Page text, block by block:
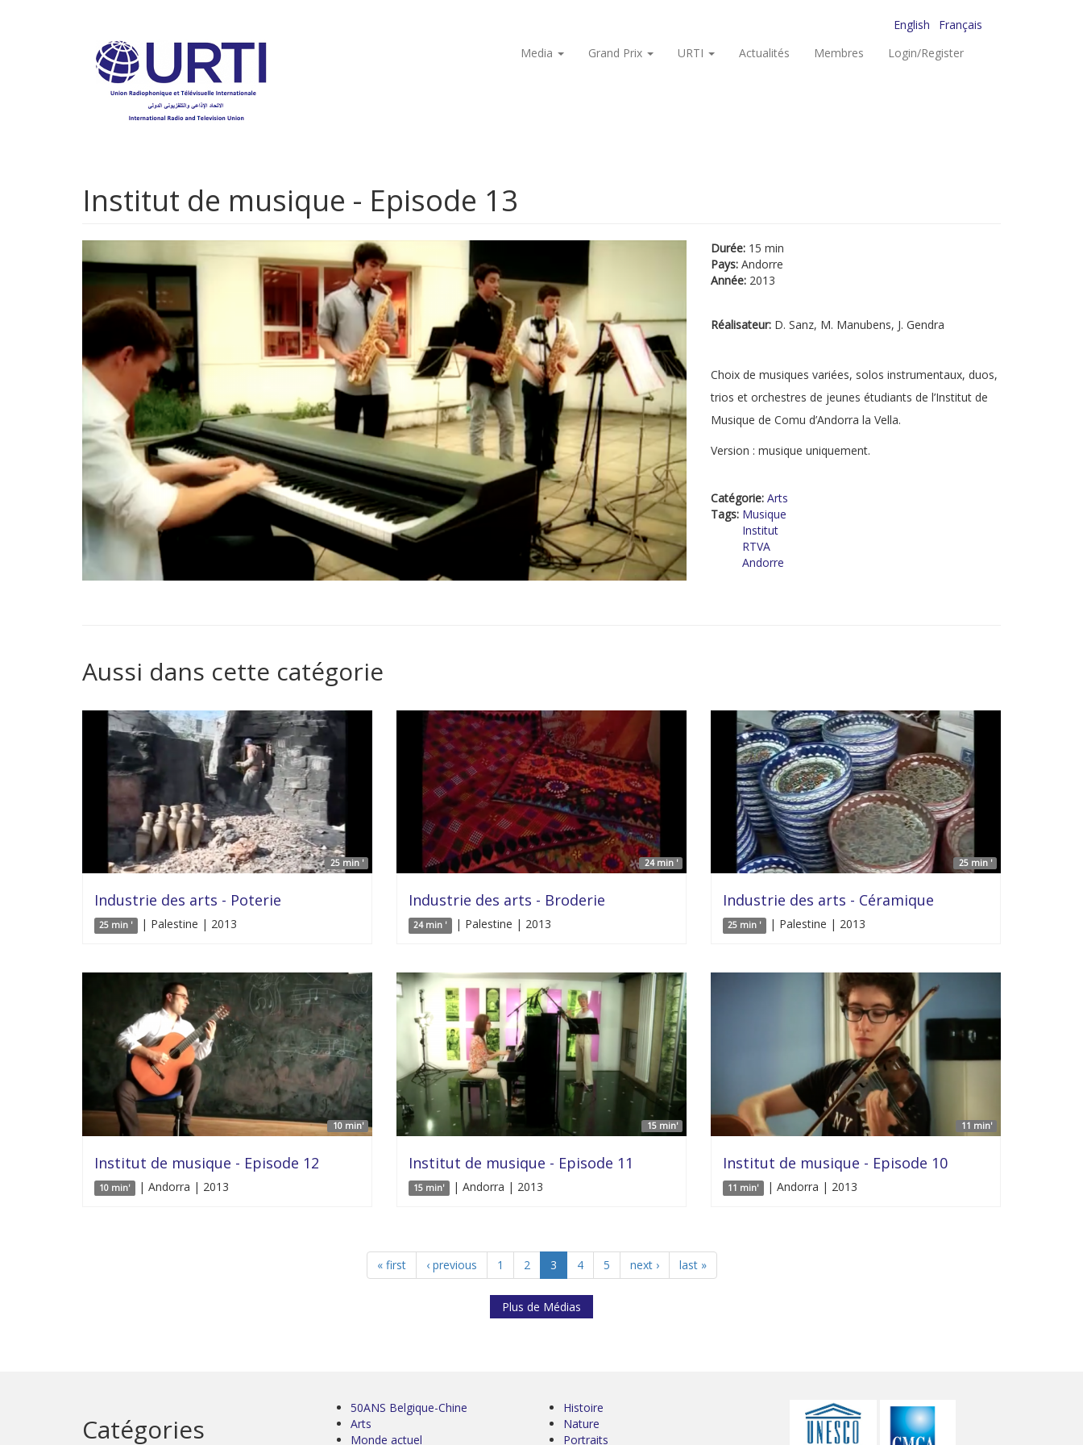
English
Français
Media
Grand Prix URTI Actualités Membres Login/Register
Institut de musique - Episode 13
Durée: 15 min
Pays: Andorre
Année: 2013
Réalisateur: D. Sanz, M. Manubens, J. Gendra
Choix de musiques variées, solos instrumentaux, duos,
trios et orchestres de jeunes étudiants de l’Institut de
Musique de Comu d’Andorra la Vella.
Version : musique uniquement.
Catégorie: Arts
Tags: Musique
Institut
RTVA
Andorre
Aussi dans cette catégorie
25 min '
Industrie des arts - Poterie
25 min ' | Palestine | 2013
24 min '
Industrie des arts - Broderie
24 min ' | Palestine | 2013
25 min '
Industrie des arts - Céramique
25 min ' | Palestine | 2013
10 min'
Institut de musique - Episode 12
10 min' | Andorra | 2013
15 min'
Institut de musique - Episode 11
15 min' | Andorra | 2013
11 min'
Institut de musique - Episode 10
11 min' | Andorra | 2013
« first ‹ previous 1 2 3 4 5 next › last »
Plus de Médias
Catégories
50ANS Belgique-Chine
Arts
Monde actuel
Histoire
Nature
Portraits